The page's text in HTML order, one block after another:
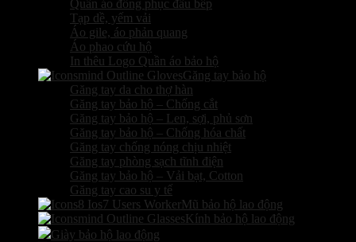
Quần áo đồng phục đầu bếp
Tạp dề, yếm vải
Áo gile, áo phản quang
Áo phao cứu hộ
In thêu Logo Quần áo bảo hộ
Găng tay bảo hộ
Găng tay da cho thợ hàn
Găng tay bảo hộ – Chống cắt
Găng tay bảo hộ – Len, sợi, phủ sơn
Găng tay bảo hộ – Chống hóa chất
Găng tay chống nóng chịu nhiệt
Găng tay phòng sạch tĩnh điện
Găng tay bảo hộ – Vải bạt, Cotton
Găng tay cao su y tế
Mũ bảo hộ lao động
Kính bảo hộ lao động
Giày bảo hộ lao động